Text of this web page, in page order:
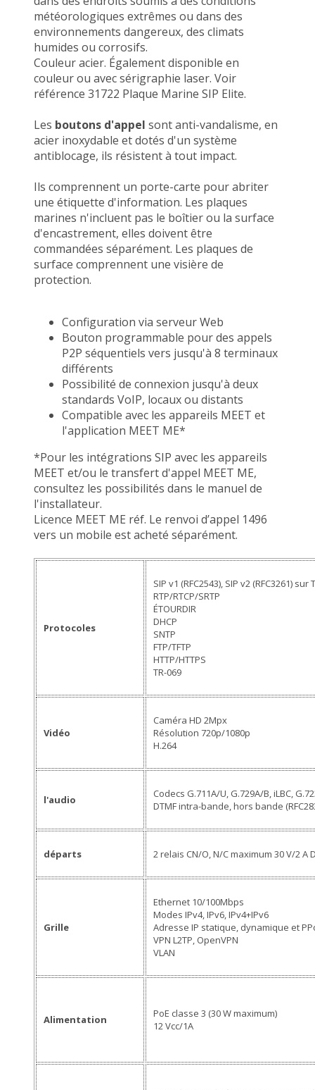
météorologiques extrêmes ou dans des
environnements dangereux, des climats
humides ou corrosifs.
Couleur acier. Également disponible en
couleur ou avec sérigraphie laser. Voir
référence 31722 Plaque Marine SIP Elite.
Les boutons d'appel sont anti-vandalisme, en
acier inoxydable et dotés d'un système
antiblocage, ils résistent à tout impact.
Ils comprennent un porte-carte pour abriter
une étiquette d'information. Les plaques
marines n'incluent pas le boîtier ou la surface
d'encastrement, elles doivent être
commandées séparément. Les plaques de
surface comprennent une visière de
protection.
Configuration via serveur Web
Bouton programmable pour des appels
P2P séquentiels vers jusqu'à 8 terminaux
différents
Possibilité de connexion jusqu'à deux
standards VoIP, locaux ou distants
Compatible avec les appareils MEET et
l'application MEET ME*
*Pour les intégrations SIP avec les appareils
MEET et/ou le transfert d'appel MEET ME,
consultez les possibilités dans le manuel de
l'installateur.
Licence MEET ME réf. Le renvoi d’appel 1496
vers un mobile est acheté séparément.
Protocoles
SIP v1 (RFC2543), SIP v2 (RFC3261) sur
RTP/RTCP/SRTP
ÉTOURDIR
DHCP
SNTP
FTP/TFTP
HTTP/HTTPS
TR-069
Vidéo
Caméra HD 2Mpx
Résolution 720p/1080p
H.264
l'audio
Codecs G.711A/U, G.729A/B, iLBC,
DTMF intra-bande, hors bande
départs 2 relais CN/O, N/C maximum 30 V/2 A
Grille
Ethernet 10/100Mbps
Modes IPv4, IPv6, IPv4+IPv6
Adresse IP statique, dynamique et
VPN L2TP, OpenVPN
VLAN
Alimentation
PoE classe 3 (30 W maximum)
12 Vcc/1A